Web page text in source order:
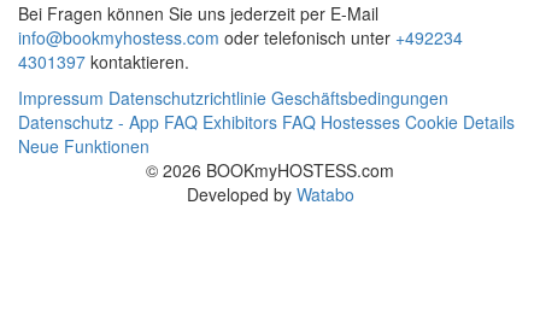
Bei Fragen können Sie uns jederzeit per E-Mail
info@bookmyhostess.com oder telefonisch unter +492234
4301397 kontaktieren.
Impressum Datenschutzrichtlinie Geschäftsbedingungen
Datenschutz - App FAQ Exhibitors FAQ Hostesses Cookie Details
Neue Funktionen
© 2026 BOOKmyHOSTESS.com
Developed by Watabo